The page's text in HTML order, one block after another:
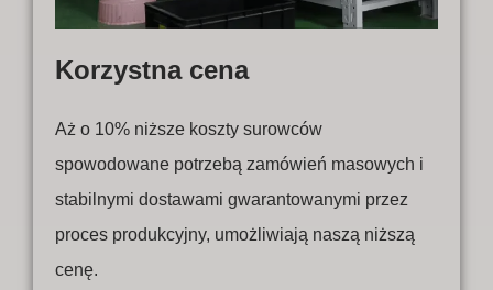
Korzystna cena
Aż o 10% niższe koszty surowców
spowodowane potrzebą zamówień masowych i
stabilnymi dostawami gwarantowanymi przez
proces produkcyjny, umożliwiają naszą niższą
cenę.